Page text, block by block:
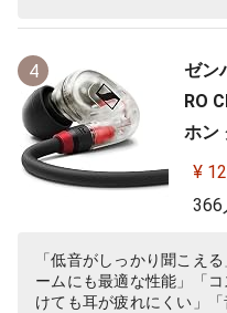
4
ゼン
RO
ホン
カ
¥
366
「低音がしっかり聞こえ
ームにも最適な性能」「
けても耳が疲れにくい」